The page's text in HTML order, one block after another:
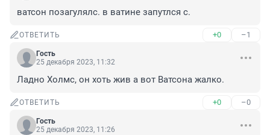
ватсон позагулялс. в ватине запутлся с.
ОТВЕТИТЬ +0 –1
Гость
25 декабря 2023, 11:32
Ладно Холмс, он хоть жив а вот Ватсона жалко.
ОТВЕТИТЬ +0 –0
Гость
25 декабря 2023, 11:26